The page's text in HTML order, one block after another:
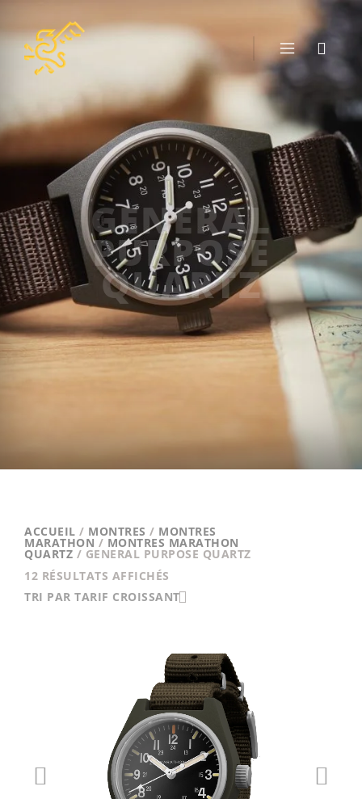
GENERAL
PURPOSE
QUARTZ
ACCUEIL / MONTRES / MONTRES
MARATHON / MONTRES MARATHON
QUARTZ / GENERAL PURPOSE QUARTZ
12 RÉSULTATS AFFICHÉS
PAR
TRI PAR TARIF CROISSANT